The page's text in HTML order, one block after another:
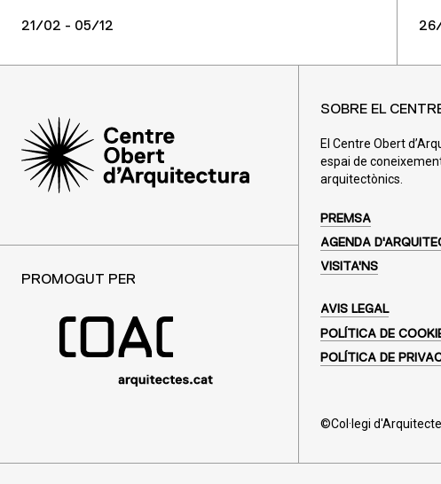
21/02 - 05/12
PROMOGUT PER
SOBRE EL
El Centre Obert
espai de
arquitectònics.
PREMSA
AGENDA
VISITA'NS
AVIS LEGAL
POLÍTICA DE
POLÍTICA DE
©Col·legi